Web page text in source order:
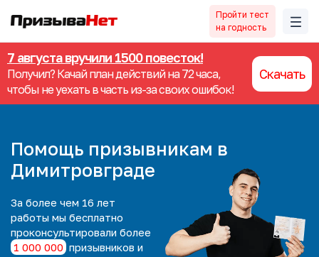
Пройти тест
на годность
7 августа вручили 1500 повесток!
Получил? Качай план действий на 72 часа,
чтобы не уехать в часть из-за своих ошибок!
Скачать
Помощь призывникам в
Димитровграде
За более чем 16 лет
работы мы бесплатно
проконсультировали более
1 000 000 призывников и